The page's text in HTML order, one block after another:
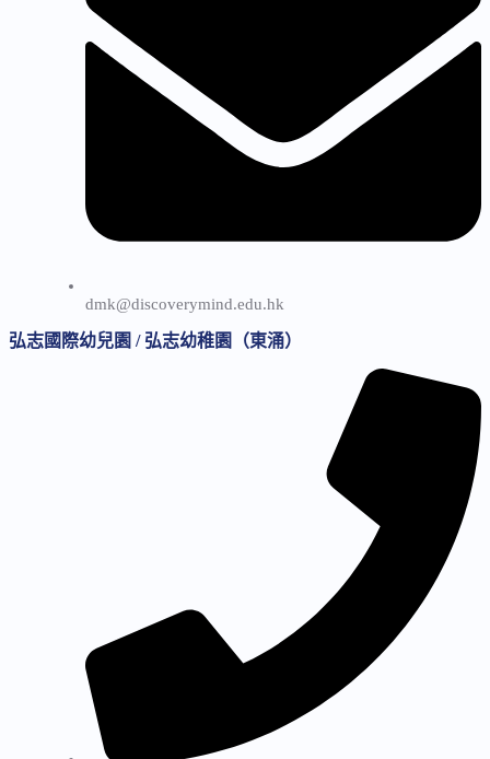
dmk@discoverymind.edu.hk
弘志國際幼兒園 / 弘志幼稚園（東涌）